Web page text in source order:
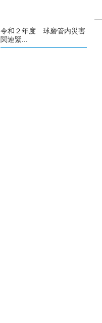
令和２年度 球磨管内災害
関連緊...